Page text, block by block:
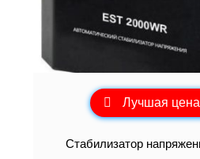
Лучшая
Стабилизатор